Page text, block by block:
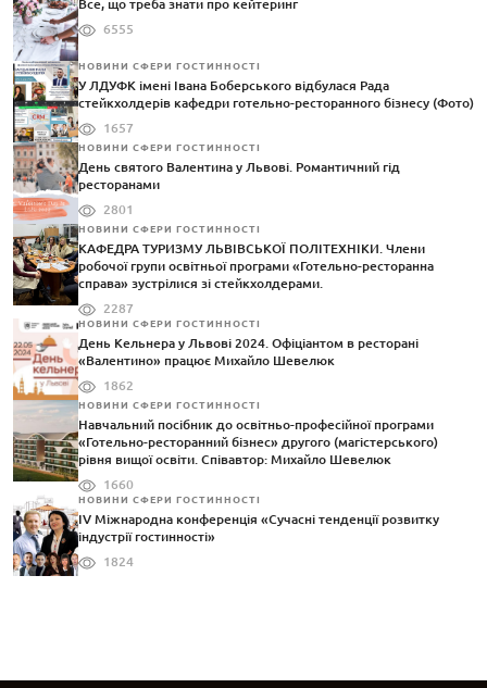
Все, що треба знати про кейтеринг
6555
НОВИНИ СФЕРИ ГОСТИННОСТІ
У ЛДУФК імені Івана Боберського відбулася Рада
стейкхолдерів кафедри готельно-ресторанного бізнесу (Фото)
1657
НОВИНИ СФЕРИ ГОСТИННОСТІ
День святого Валентина у Львові. Романтичний гід
ресторанами
2801
НОВИНИ СФЕРИ ГОСТИННОСТІ
КАФЕДРА ТУРИЗМУ ЛЬВІВСЬКОЇ ПОЛІТЕХНІКИ. Члени
робочої групи освітньої програми «Готельно-ресторанна
справа» зустрілися зі стейкхолдерами.
2287
НОВИНИ СФЕРИ ГОСТИННОСТІ
День Кельнера у Львові 2024. Офіціантом в ресторані
«Валентино» працює Михайло Шевелюк
1862
НОВИНИ СФЕРИ ГОСТИННОСТІ
Навчальний посібник до освітньо-професійної програми
«Готельно-ресторанний бізнес» другого (магістерського)
рівня вищої освіти. Співавтор: Михайло Шевелюк
1660
НОВИНИ СФЕРИ ГОСТИННОСТІ
IV Міжнародна конференція «Сучасні тенденції розвитку
індустрії гостинності»
1824